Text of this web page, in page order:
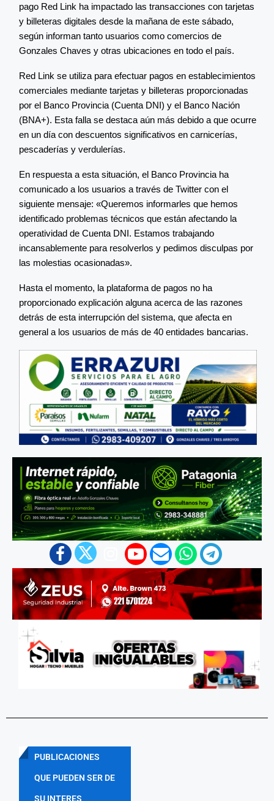
pago Red Link ha impactado las transacciones con tarjetas
y billeteras digitales desde la mañana de este sábado,
según informan tanto usuarios como comercios de
Gonzales Chaves y otras ubicaciones en todo el país.
Red Link se utiliza para efectuar pagos en establecimientos
comerciales mediante tarjetas y billeteras proporcionadas
por el Banco Provincia (Cuenta DNI) y el Banco Nación
(BNA+). Esta falla se destaca aún más debido a que ocurre
en un día con descuentos significativos en carnicerías,
pescaderías y verdulerías.
En respuesta a esta situación, el Banco Provincia ha
comunicado a los usuarios a través de Twitter con el
siguiente mensaje: «Queremos informarles que hemos
identificado problemas técnicos que están afectando la
operatividad de Cuenta DNI. Estamos trabajando
incansablemente para resolverlos y pedimos disculpas por
las molestias ocasionadas».
Hasta el momento, la plataforma de pagos no ha
proporcionado explicación alguna acerca de las razones
detrás de esta interrupción del sistema, que afecta en
general a los usuarios de más de 40 entidades bancarias.
PUBLICACIONES
QUE PUEDEN SER DE
SU INTERES